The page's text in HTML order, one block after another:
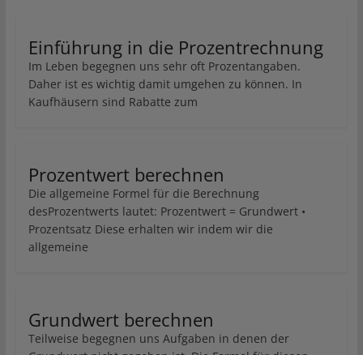
Einführung in die Prozentrechnung
Im Leben begegnen uns sehr oft Prozentangaben.
Daher ist es wichtig damit umgehen zu können. In
Kaufhäusern sind Rabatte zum
Prozentwert berechnen
Die allgemeine Formel für die Berechnung
desProzentwerts lautet: Prozentwert = Grundwert •
Prozentsatz Diese erhalten wir indem wir die
allgemeine
Grundwert berechnen
Teilweise begegnen uns Aufgaben in denen der